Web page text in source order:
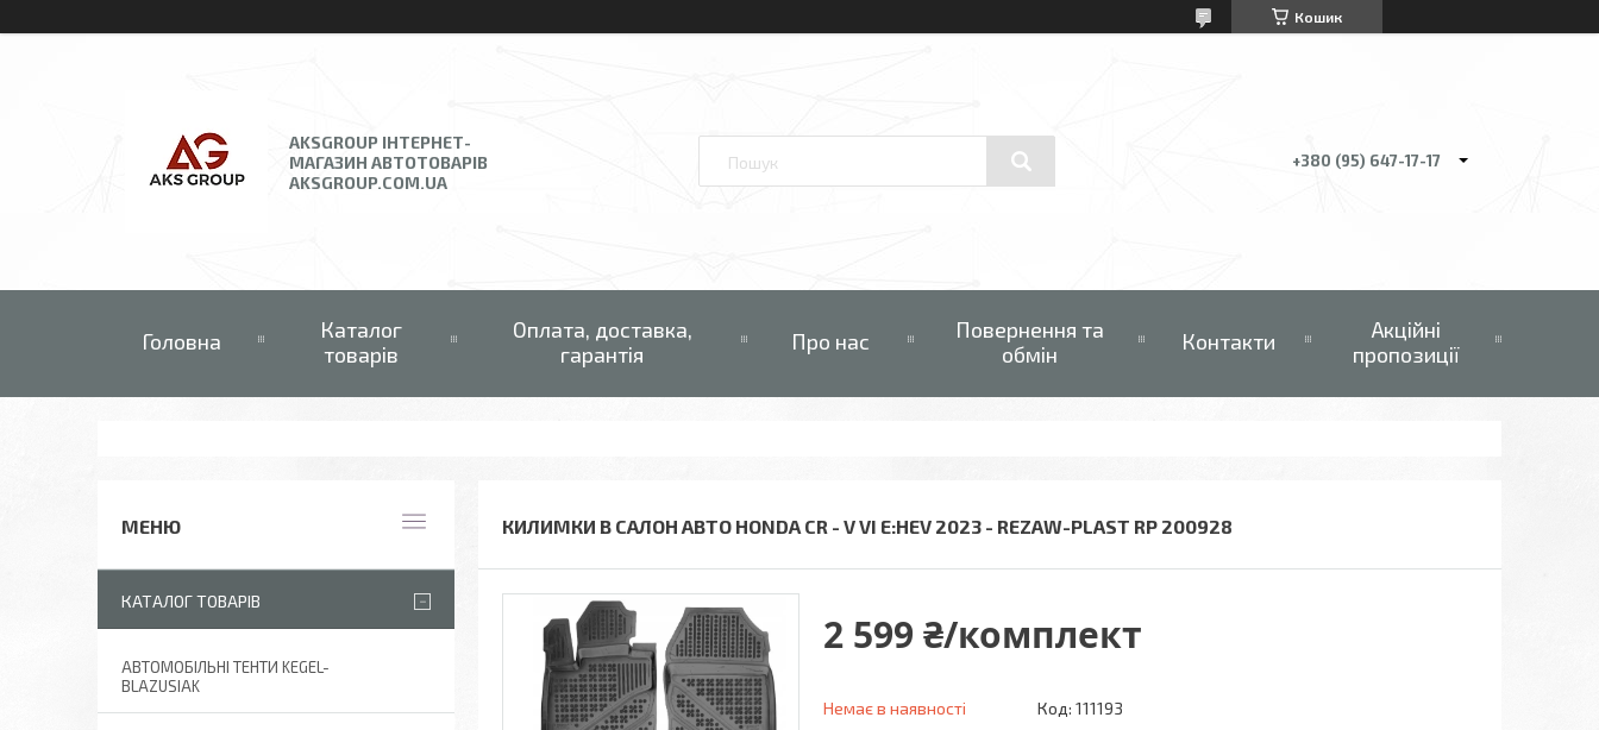
Кошик
AKSGROUP ІНТЕРНЕТ-
МАГАЗИН АВТОТОВАРІВ
AKSGROUP.COM.UA
+380 (95) 647-17-17
Головна
Каталог
товарів
Оплата, доставка,
гарантія
Про нас
Повернення та
обмін
Контакти
Акційні
пропозиції
КИЛИМКИ В САЛОН АВТО HONDA CR - V VI E:HEV 2023 - REZAW-PLAST RP 200928
2 599 ₴/комплект
Немає в наявності Код: 111193
КАТАЛОГ ТОВАРІВ
АВТОМОБІЛЬНІ ТЕНТИ KEGEL-
BLAZUSIAK